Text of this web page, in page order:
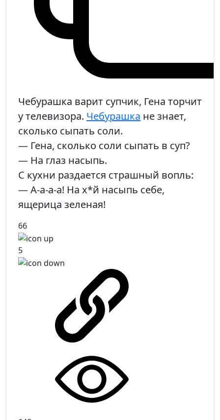
Чебурашка варит супчик, Гена торчит
у телевизора. Чебурашка не знает,
сколько сыпать соли.
— Гена, сколько соли сыпать в суп?
— На глаз насыпь.
С кухни раздается страшный вопль:
— А-а-а-а! На х*й насыпь себе,
ящерица зеленая!
66
5